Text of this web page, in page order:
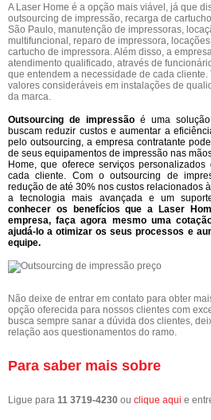
A Laser Home é a opção mais viável, já que
outsourcing de impressão, recarga de
São Paulo, manutenção de impressoras,
multifuncional, reparo de impressora,
cartucho de impressora. Além disso, a
atendimento qualificado, através de
que entendem a necessidade de cada cliente.
valores consideráveis em instalações de
da marca.
Outsourcing de impressão é uma
buscam reduzir custos e aumentar a
pelo outsourcing, a empresa contratante
de seus equipamentos de impressão nas
Home, que oferece serviços
cada cliente. Com o outsourcing de
redução de até 30% nos custos relacionados
a tecnologia mais avançada e um
conhecer os benefícios que a Laser
empresa, faça agora mesmo uma
ajudá-lo a otimizar os seus processos e
equipe.
Não deixe de entrar em contato para obter
opção oferecida para nossos clientes com
busca sempre sanar a dúvida dos clientes,
relação aos questionamentos do ramo.
Para saber mais sobre
Ligue para 11 3719-4230 ou clique aqui e